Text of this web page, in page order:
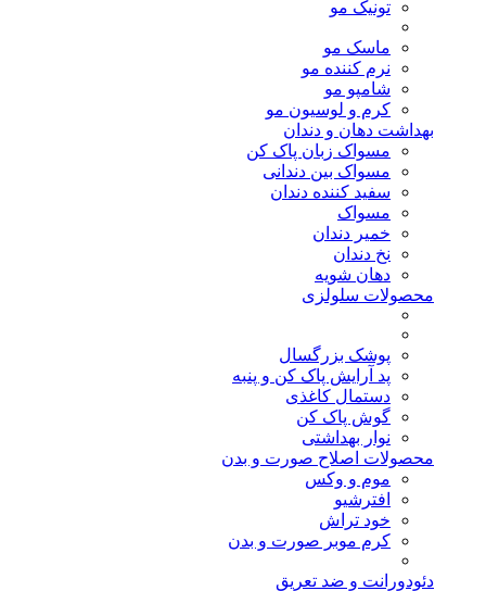
تونیک مو
ماسک مو
نرم کننده مو
شامپو مو
کرم و لوسیون مو
بهداشت دهان و دندان
مسواک زبان پاک کن
مسواک بین دندانی
سفید کننده دندان
مسواک
خمیر دندان
نخ دندان
دهان شویه
محصولات سلولزی
پوشک بزرگسال
پد آرایش پاک کن و پنبه
دستمال کاغذی
گوش پاک کن
نوار بهداشتی
محصولات اصلاح صورت و بدن
موم و وکس
افترشیو
خود تراش
کرم موبر صورت و بدن
دئودورانت و ضد تعریق